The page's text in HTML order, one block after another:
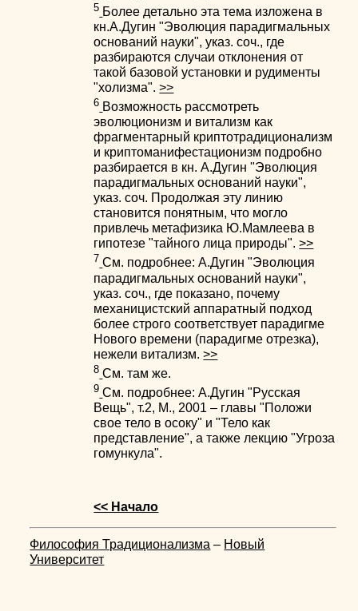
5 Более детально эта тема изложена в
кн.А.Дугин "Эволюция парадигмальных
оснований науки", указ. соч., где
разбираются случаи отклонения от
такой базовой установки и рудименты
"холизма".>>
6 Возможность рассмотреть
эволюционизм и витализм как
фрагментарный криптотрадиционализм
и криптоманифестационизм подробно
разбирается в кн. А.Дугин "Эволюция
парадигмальных оснований науки",
указ. соч. Продолжая эту линию
становится понятным, что могло
привлечь метафизика Ю.Мамлеева в
гипотезе "тайного лица природы".>>
7 См. подробнее: А.Дугин "Эволюция
парадигмальных оснований науки",
указ. соч., где показано, почему
механицистский аппаратный подход
более строго соответствует парадигме
Нового времени (парадигме отрезка),
нежели витализм.>>
8 См. там же.
9 См. подробнее: А.Дугин "Русская
Вещь", т.2, М., 2001 – главы "Положи
свое тело в осоку" и "Тело как
представление", а также лекцию "Угроза
гомункула".
<< Начало
Философия Традиционализма – Новый
Университет